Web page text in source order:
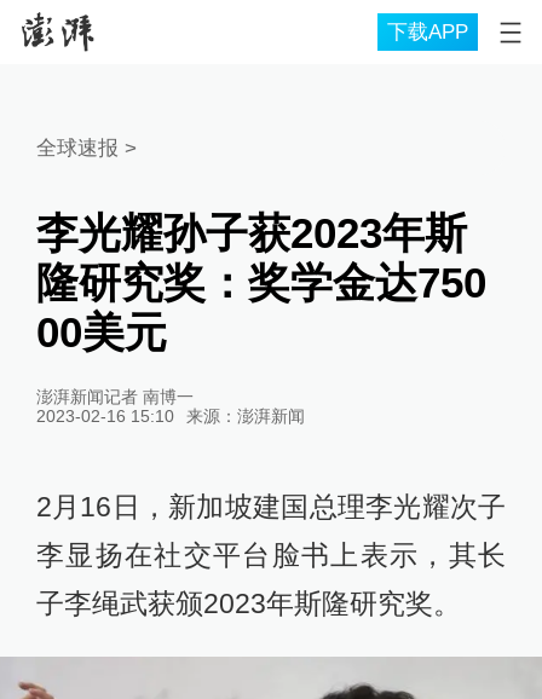
下载APP
全球速报 >
李光耀孙子获2023年斯
隆研究奖：奖学金达750
00美元
澎湃新闻记者 南博一
2023-02-16 15:10
来源： 澎湃新闻
2月16日，新加坡建国总理李光耀次子
李显扬在社交平台脸书上表示，其长
子李绳武获颁2023年斯隆研究奖。